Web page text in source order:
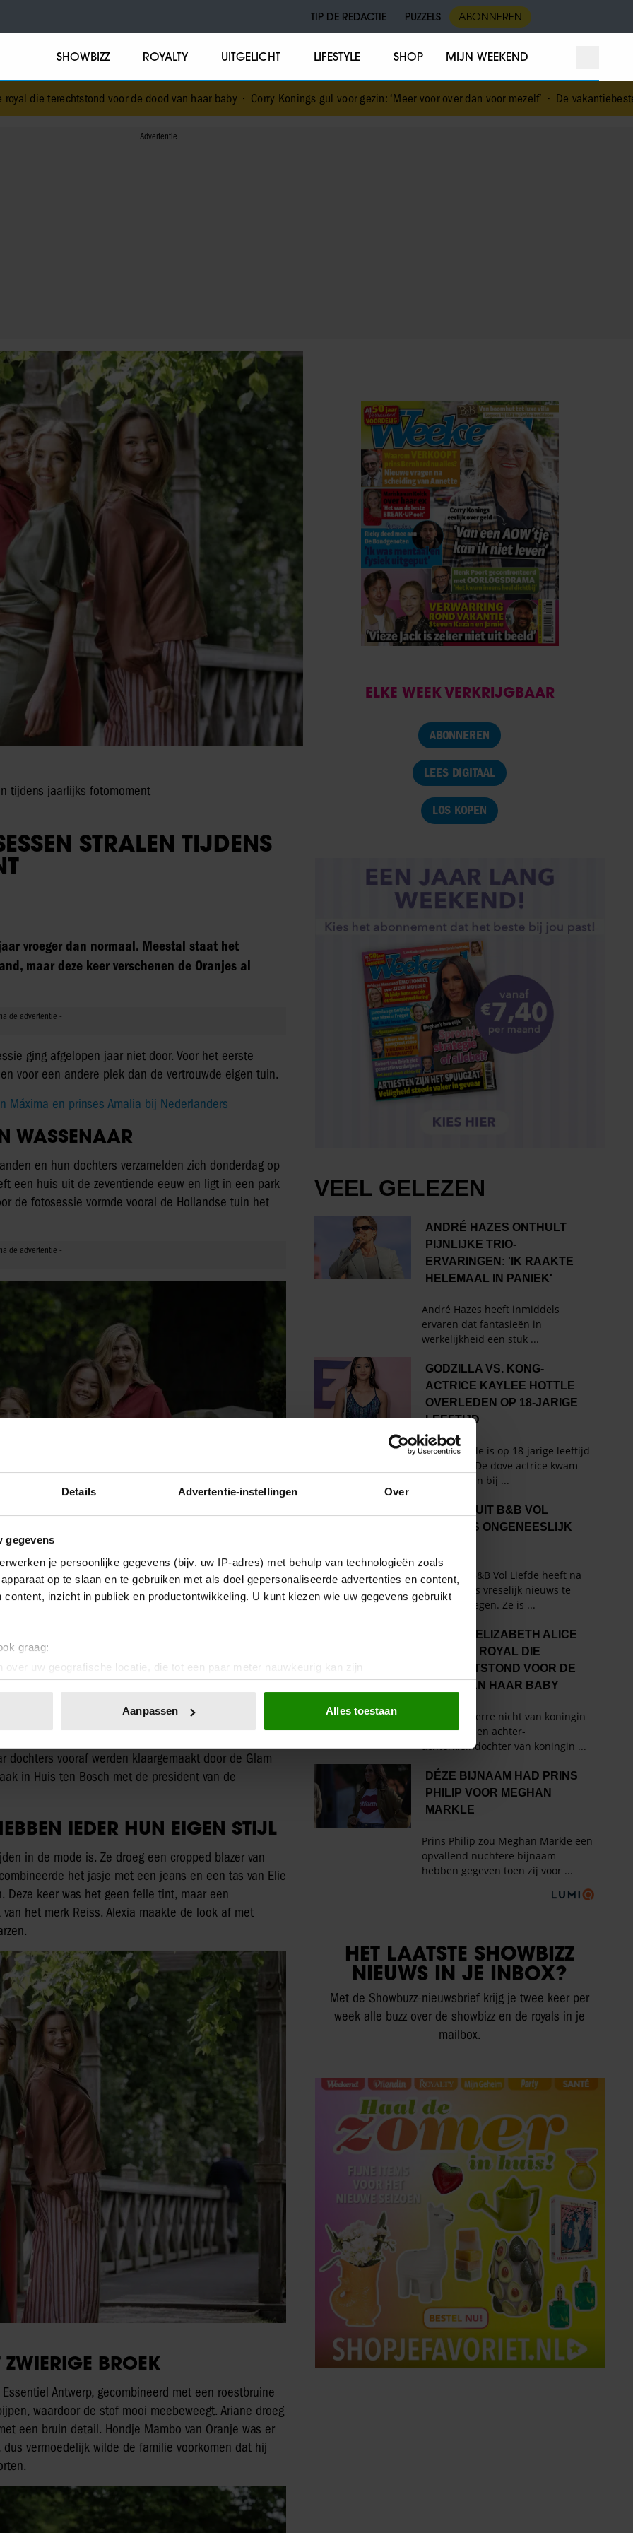
Details Advertentie-instellingen Over
gegevens
je persoonlijke gegevens (bijv. uw IP-adres) met behulp van technologieën zoals
op te slaan en te gebruiken met als doel gepersonaliseerde advertenties en content,
content, inzicht in publiek en productontwikkeling. U kunt kiezen wie uw gegevens gebruikt
graag:
over uw geografische locatie, die tot een paar meter nauwkeurig kan zijn
door het actief te scannen op specifieke eigenschappen (fingerprinting)
of intrekken in de Cookieverklaring.
en advertenties te personaliseren, om functies voor social media te bieden en om ons
Ook delen we informatie over uw gebruik van onze site met onze partners voor social
Deze partners kunnen deze gegevens combineren met andere informatie die u aan ze heeft
op basis van uw gebruik van hun services. U gaat akkoord met onze cookies als u
Aanpassen Alles toestaan
TIP DE REDACTIE PUZZELS ABONNEREN
SHOWBIZZ ROYALTY UITGELICHT LIFESTYLE SHOP MIJN WEEKEND
de dood van haar baby•Corry Konings gul voor gezin: ‘Meer voor over dan voor mezelf’•De vakantiebestemming van…
tijdens jaarlijks fotomoment
STRALEN TIJDENS
vroeger dan normaal. Meestal staat het
maar deze keer verschenen de Oranjes al
ging afgelopen jaar niet door. Voor het eerste
voor een andere plek dan de vertrouwde eigen tuin.
Máxima en prinses Amalia bij Nederlanders
WASSENAAR
en hun dochters verzamelden zich donderdag op
een huis uit de zeventiende eeuw en ligt in een park
de fotosessie vormde vooral de Hollandse tuin het
TON-SUR-TON
die we vaker bij haar zien. De kleur staat haar
glamour. Willem-Alexander hield het rustiger met
dochters vooraf werden klaargemaakt door de Glam
in Huis ten Bosch met de president van de
IEDER HUN EIGEN STIJL
in de mode is. Ze droeg een cropped blazer van
het jasje met een jeans en een tas van Elie
Deze keer was het geen felle tint, maar een
het merk Reiss. Alexia maakte de look af met
BROEK
Antwerp, gecombineerd met een roestbruine
waardoor de stof mooi meebeweegt. Ariane droeg
een bruin detail. Hondje Mambo van Oranje was er
vermoedelijk wilde de familie voorkomen dat hij
ELKE WEEK VERKRIJGBAAR
ABONNEREN
LEES DIGITAAL
LOS KOPEN
HET LAATSTE SHOWBIZZ
NIEUWS IN JE INBOX?
Met de Showbuzz-nieuwsbrief krijg je twee keer per
week alle buzz over de showbizz en de royals in je
mailbox.